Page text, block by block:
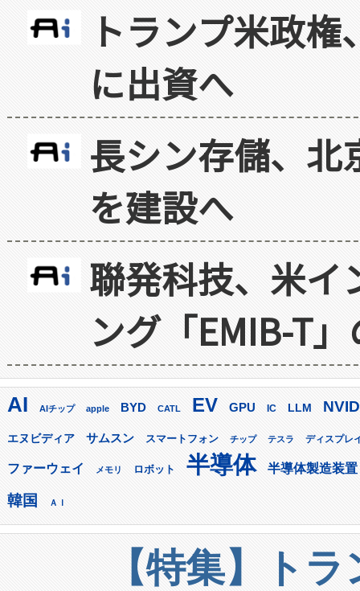
トランプ米政
に出資へ
長シン存儲、北
を建設へ
聯発科技、米イ
ング「EMIB-T
AI AIチップ apple BYD CATL EV GPU IC LLM
エヌビディア サムスン スマートフォン チップ テスラ ディスプレ
ファーウェイ メモリ ロボット 半導体 半導体製造装置
韓国 ＡＩ
【特集】ト